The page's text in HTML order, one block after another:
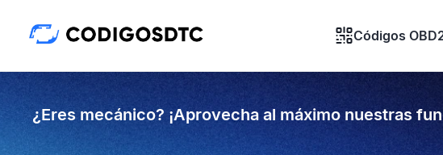
Códigos
¿Eres mecánico? ¡Aprovecha al máximo nuestras